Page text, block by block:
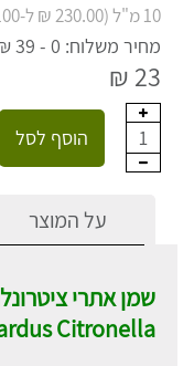
10 מ"ל (230.00 ₪ ל-100 מ"ל)
מחיר משלוח: 0 - 39 ₪
23 ₪
1 הוסף לסל
על המוצר
שמן אתרי
Citronella